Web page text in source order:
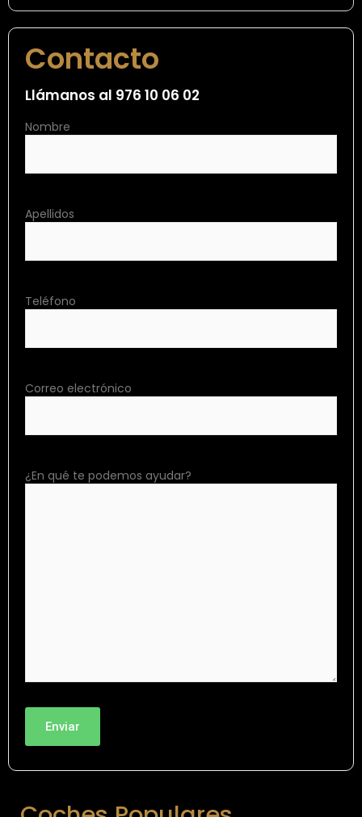
Contacto
Llámanos al 976 10 06 02
Nombre
Apellidos
Teléfono
Correo electrónico
¿En qué te podemos ayudar?